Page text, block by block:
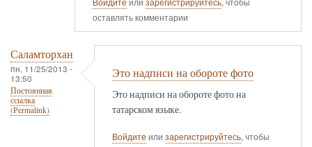
оставлять комментарии
Саламторхан
пн, 11/25/2013 -
13:50
Постоянная
ссылка
(Permalink)
Это надписи на обороте фото
Это надписи на обороте фото на
татарском языке.
Войдите или зарегистрируйтесь, чтобы